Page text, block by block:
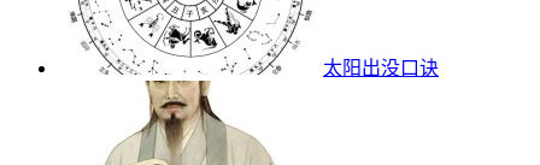
太阳出没口诀